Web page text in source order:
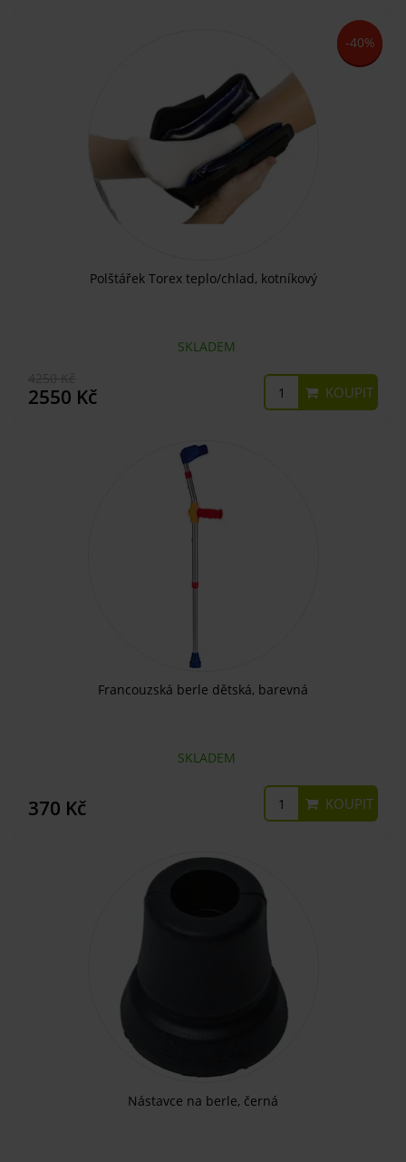
-40%
Polštářek Torex teplo/chlad, kotníkový
SKLADEM
2550 Kč KOUPIT
Francouzská berle dětská, barevná
SKLADEM
370 Kč KOUPIT
Nástavce na berle, černá